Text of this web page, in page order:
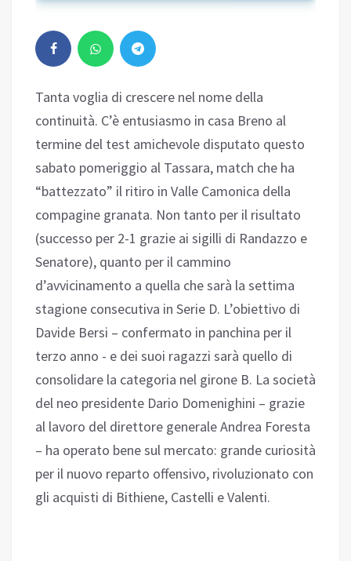
Tanta voglia di crescere nel nome della
continuità. C’è entusiasmo in casa Breno al
termine del test amichevole disputato questo
sabato pomeriggio al Tassara, match che ha
“battezzato” il ritiro in Valle Camonica della
compagine granata. Non tanto per il risultato
(successo per 2-1 grazie ai sigilli di Randazzo e
Senatore), quanto per il cammino
d’avvicinamento a quella che sarà la settima
stagione consecutiva in Serie D. L’obiettivo di
Davide Bersi – confermato in panchina per il
terzo anno - e dei suoi ragazzi sarà quello di
consolidare la categoria nel girone B. La società
del neo presidente Dario Domenighini – grazie
al lavoro del direttore generale Andrea Foresta
– ha operato bene sul mercato: grande curiosità
per il nuovo reparto offensivo, rivoluzionato con
gli acquisti di Bithiene, Castelli e Valenti.